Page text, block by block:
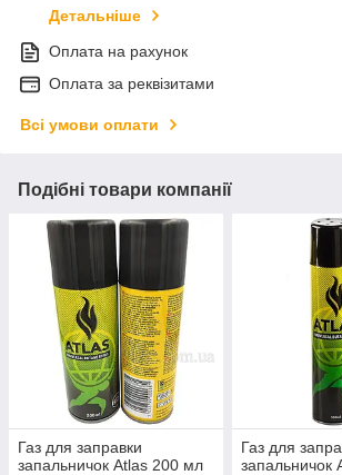
Детальніше
Оплата на рахунок
Оплата за реквізитами
Всі умови оплати
Подібні товари компанії
Газ для заправки
запальничок Atlas 200 мл
Газ для
запальничок